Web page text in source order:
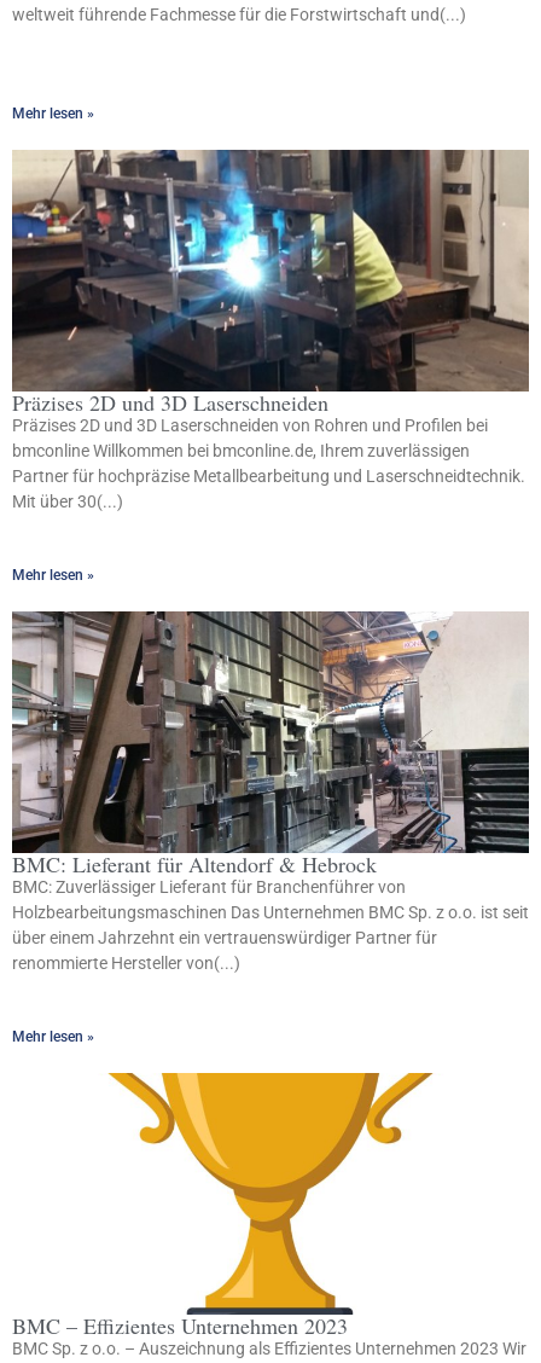
weltweit führende Fachmesse für die Forstwirtschaft und(...)
Mehr lesen »
Präzises 2D und 3D Laserschneiden
Präzises 2D und 3D Laserschneiden von Rohren und Profilen bei
bmconline Willkommen bei bmconline.de, Ihrem zuverlässigen
Partner für hochpräzise Metallbearbeitung und Laserschneidtechnik.
Mit über 30(...)
Mehr lesen »
BMC: Lieferant für Altendorf & Hebrock
BMC: Zuverlässiger Lieferant für Branchenführer von
Holzbearbeitungsmaschinen Das Unternehmen BMC Sp. z o.o. ist seit
über einem Jahrzehnt ein vertrauenswürdiger Partner für
renommierte Hersteller von(...)
Mehr lesen »
BMC – Effizientes Unternehmen 2023
BMC Sp. z o.o. – Auszeichnung als Effizientes Unternehmen 2023 Wir